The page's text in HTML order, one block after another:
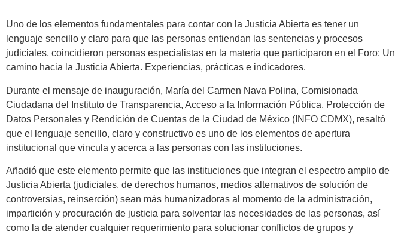
Uno de los elementos fundamentales para contar con la Justicia Abierta es tener un
lenguaje sencillo y claro para que las personas entiendan las sentencias y procesos
judiciales, coincidieron personas especialistas en la materia que participaron en el Foro: Un
camino hacia la Justicia Abierta. Experiencias, prácticas e indicadores.
Durante el mensaje de inauguración, María del Carmen Nava Polina, Comisionada
Ciudadana del Instituto de Transparencia, Acceso a la Información Pública, Protección de
Datos Personales y Rendición de Cuentas de la Ciudad de México (INFO CDMX), resaltó
que el lenguaje sencillo, claro y constructivo es uno de los elementos de apertura
institucional que vincula y acerca a las personas con las instituciones.
Añadió que este elemento permite que las instituciones que integran el espectro amplio de
Justicia Abierta (judiciales, de derechos humanos, medios alternativos de solución de
controversias, reinserción) sean más humanizadoras al momento de la administración,
impartición y procuración de justicia para solventar las necesidades de las personas, así
como la de atender cualquier requerimiento para solucionar conflictos de grupos y